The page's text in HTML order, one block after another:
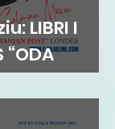
LIBRI I
“ODA